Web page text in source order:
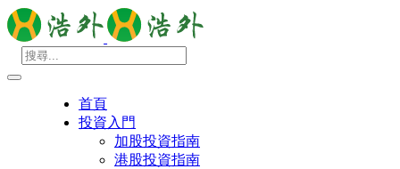
首頁
投資入門
加股投資指南
港股投資指南